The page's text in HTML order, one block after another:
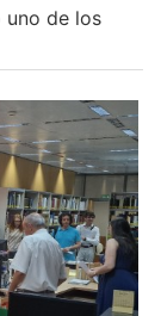
uno de los